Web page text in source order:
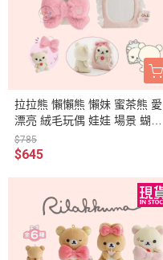
拉拉熊 懶懶熊 懶妹 蜜茶熊 愛
漂亮 絨毛玩偶 娃娃 場景 蝴蝶
結全身鏡 3件組
$785
$645